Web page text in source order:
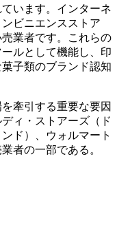
います。インターネ
ビニエンスストア
業者です。これらの
ルとして機能し、印
子類のブランド認知
牽引する重要な要因
ィ・ストアーズ（ド
ド）、ウォルマート
者の一部である。